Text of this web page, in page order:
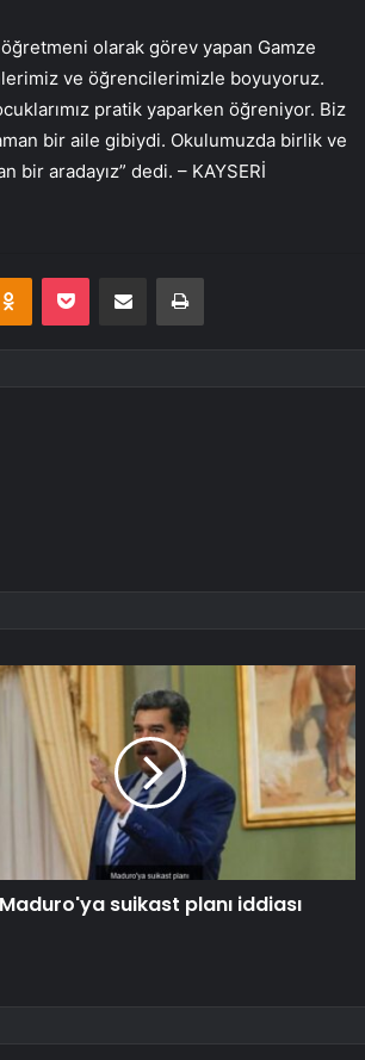
olarak görev yapan Gamze
ve öğrencilerimizle boyuyoruz.
pratik yaparken öğreniyor. Biz
bir aile gibiydi. Okulumuzda birlik ve
aradayız” dedi. – KAYSERİ
Odnoklassniki
Pocket E-Posta ile paylaş Yazdır
Maduro'ya suikast planı iddiası